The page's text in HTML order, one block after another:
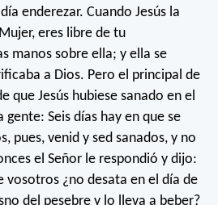
enderezar. Cuando Jesús la
eres libre de tu
manos sobre ella; y ella se
a Dios. Pero el principal de
que Jesús hubiese sanado en el
Seis días hay en que se
pues, venid y sed sanados, y no
el Señor le respondió y dijo:
vosotros ¿no desata en el día de
del pesebre y lo lleva a beber?